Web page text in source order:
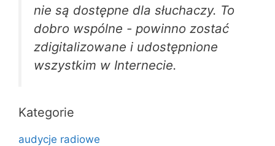
nie są dostępne dla słuchaczy. To
dobro wspólne - powinno zostać
zdigitalizowane i udostępnione
wszystkim w Internecie.
Kategorie
audycje radiowe